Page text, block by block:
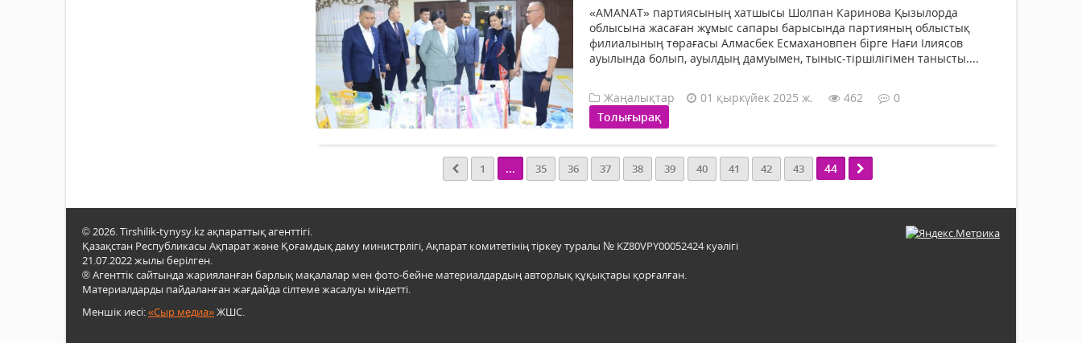
«AMANAT» партиясының хатшысы Шолпан Каринова Қызылорда
облысына жасаған жұмыс сапары барысында партияның облыстық
филиалының төрағасы Алмасбек Есмахановпен бірге Нағи Ілиясов
ауылында болып, ауылдың дамуымен, тыныс-тіршілігімен танысты....
Жаңалықтар 01 қыркүйек 2025 ж. 462
0
Толығырақ
1 ... 35 36 37 38 39 40 41 42 43 44
© 2026. Tirshilik-tynysy.kz ақпараттық агенттігі.
Қазақстан Республикасы Ақпарат және Қоғамдық даму министрлігі, Ақпарат комитетінің тіркеу туралы № KZ80VPY00052424 куәлігі
21.07.2022 жылы берілген.
® Агенттік сайтында жарияланған барлық мақалалар мен фото-бейне материалдардың авторлық құқықтары қорғалған.
Материалдарды пайдаланған жағдайда сілтеме жасалуы міндетті.
Меншік иесі:«Сыр медиа»ЖШС.